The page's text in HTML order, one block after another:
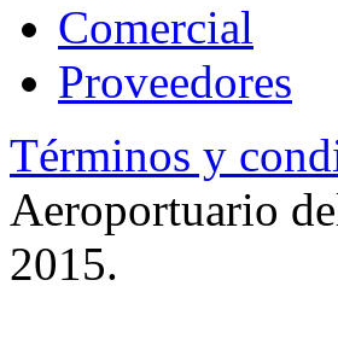
Comercial
Proveedores
Términos y
Aeroportuario
2015.